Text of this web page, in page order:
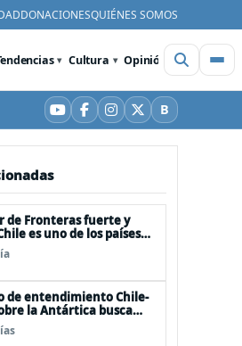
DONACIONESQUIÉNES SOMOS
Cultura Opinión Videos
YouTube
Facebook
Instagram
X BBluesky
de Fronteras fuerte y
es uno de los países
derechos tiene para
una reclamación de
de entendimiento Chile-
la Antártica busca
la investigación